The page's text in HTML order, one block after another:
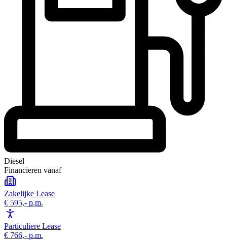
Diesel
Financieren vanaf
Zakelijke Lease
€ 595,- p.m.
Particuliere Lease
€ 766,- p.m.